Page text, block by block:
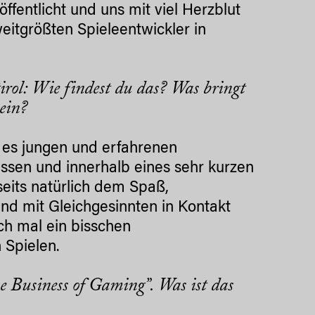
und uns mit viel Herzblut
Spieleentwickler in
Wie findest du das? Was bringt
jungen und erfahrenen
und innerhalb eines sehr kurzen
natürlich dem Spaß,
mit Gleichgesinnten in Kontakt
mal ein bisschen
Spielen.
of Gaming”. Was ist das